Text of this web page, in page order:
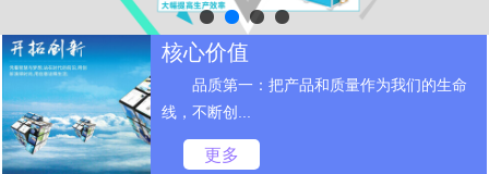
核心价值
品质第一：把产品和质量作为我们的生命
线，不断创...
更多